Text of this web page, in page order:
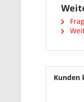
Kunden